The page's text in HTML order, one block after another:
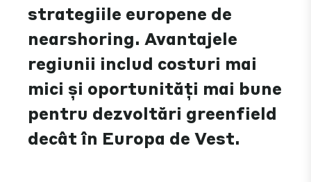
strategiile europene de
nearshoring. Avantajele
regiunii includ costuri mai
mici și oportunități mai bune
pentru dezvoltări greenfield
decât în Europa de Vest.